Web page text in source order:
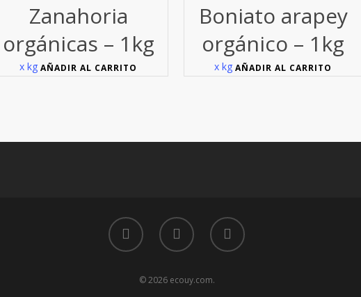
Zanahoria
orgánicas – 1kg
x kg AÑADIR AL CARRITO
Boniato arapey
orgánico – 1kg
x kg AÑADIR AL CARRITO
© 2026 ecouy.com.